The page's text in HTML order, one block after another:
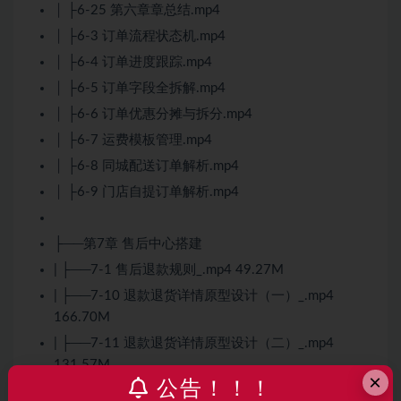
│ ├6-25 第六章章总结.mp4
│ ├6-3 订单流程状态机.mp4
│ ├6-4 订单进度跟踪.mp4
│ ├6-5 订单字段全拆解.mp4
│ ├6-6 订单优惠分摊与拆分.mp4
│ ├6-7 运费模板管理.mp4
│ ├6-8 同城配送订单解析.mp4
│ ├6-9 门店自提订单解析.mp4
├──第7章 售后中心搭建
| ├──7-1 售后退款规则_.mp4 49.27M
| ├──7-10 退款退货详情原型设计（一）_.mp4
166.70M
| ├──7-11 退款退货详情原型设计（二）_.mp4
131.57M
| ├──7-12 评价管理设计（一）_.mp4 80.79M
×
公告！！！